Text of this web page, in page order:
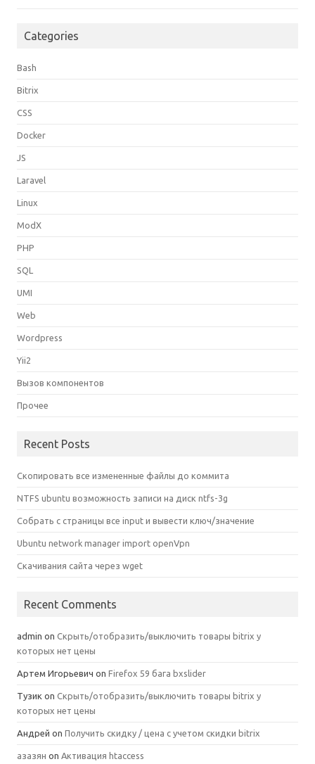
Categories
Bash
Bitrix
CSS
Docker
JS
Laravel
Linux
ModX
PHP
SQL
UMI
Web
Wordpress
Yii2
Вызов компонентов
Прочее
Recent Posts
Скопировать все измененные файлы до коммита
NTFS ubuntu возможность записи на диск ntfs-3g
Собрать с страницы все input и вывести ключ/значение
Ubuntu network manager import openVpn
Скачивания сайта через wget
Recent Comments
admin on Скрыть/отобразить/выключить товары bitrix у
которых нет цены
Артем Игорьевич on Firefox 59 бага bxslider
Тузик on Скрыть/отобразить/выключить товары bitrix у
которых нет цены
Андрей on Получить скидку / цена с учетом скидки bitrix
азазян on Активация htaccess